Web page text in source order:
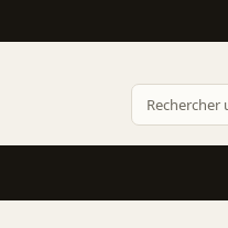
Rechercher
sur